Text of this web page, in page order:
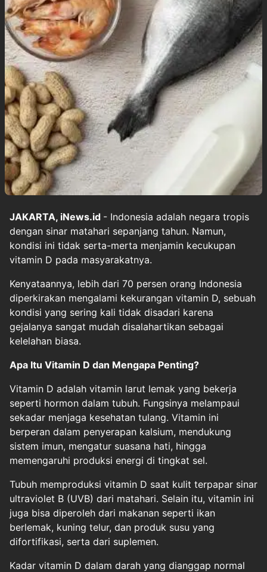
JAKARTA, iNews.id - Indonesia adalah negara tropis
dengan sinar matahari sepanjang tahun. Namun,
kondisi ini tidak serta-merta menjamin kecukupan
vitamin D pada masyarakatnya.
Kenyataannya, lebih dari 70 persen orang Indonesia
diperkirakan mengalami kekurangan vitamin D, sebuah
kondisi yang sering kali tidak disadari karena
gejalanya sangat mudah disalahartikan sebagai
kelelahan biasa.
Apa Itu Vitamin D dan Mengapa Penting?
Vitamin D adalah vitamin larut lemak yang bekerja
seperti hormon dalam tubuh. Fungsinya melampaui
sekadar menjaga kesehatan tulang. Vitamin ini
berperan dalam penyerapan kalsium, mendukung
sistem imun, mengatur suasana hati, hingga
memengaruhi produksi energi di tingkat sel.
Tubuh memproduksi vitamin D saat kulit terpapar sinar
ultraviolet B (UVB) dari matahari. Selain itu, vitamin ini
juga bisa diperoleh dari makanan seperti ikan
berlemak, kuning telur, dan produk susu yang
difortifikasi, serta dari suplemen.
Kadar vitamin D dalam darah yang dianggap normal